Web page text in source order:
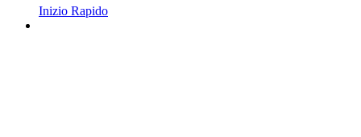
Inizio Rapido